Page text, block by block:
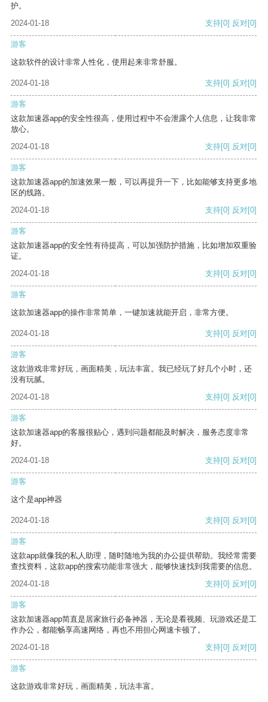
护。
2024-01-18
支持[0] 反对[0]
游客
这款软件的设计非常人性化，使用起来非常舒服。
2024-01-18 支持[0] 反对[0]
游客
这款加速器app的安全性很高，使用过程中不会泄露个人信息，让我非常
放心。
2024-01-18
支持[0] 反对[0]
游客
这款加速器app的加速效果一般，可以再提升一下，比如能够支持更多地
区的线路。
2024-01-18
支持[0] 反对[0]
游客
这款加速器app的安全性有待提高，可以加强防护措施，比如增加双重验
证。
2024-01-18
支持[0] 反对[0]
游客
这款加速器app的操作非常简单，一键加速就能开启，非常方便。
2024-01-18 支持[0] 反对[0]
游客
这款游戏非常好玩，画面精美，玩法丰富。我已经玩了好几个小时，还
没有玩腻。
2024-01-18
支持[0] 反对[0]
游客
这款加速器app的客服很贴心，遇到问题都能及时解决，服务态度非常
好。
2024-01-18
支持[0] 反对[0]
游客
这个是app神器
2024-01-18 支持[0] 反对[0]
游客
这款app就像我的私人助理，随时随地为我的办公提供帮助。我经常需要
查找资料，这款app的搜索功能非常强大，能够快速找到我需要的信息。
2024-01-18
支持[0] 反对[0]
游客
这款加速器app简直是居家旅行必备神器，无论是看视频、玩游戏还是工
作办公，都能畅享高速网络，再也不用担心网速卡顿了。
2024-01-18
支持[0] 反对[0]
游客
这款游戏非常好玩，画面精美，玩法丰富。